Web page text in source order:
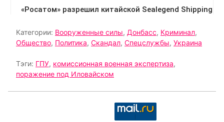
Категории: Вооруженные силы, Донбасс, Криминал,
Общество, Политика, Скандал, Спецслужбы, Украина
Тэги: ГПУ, комиссионная военная экспертиза,
поражение под Иловайском